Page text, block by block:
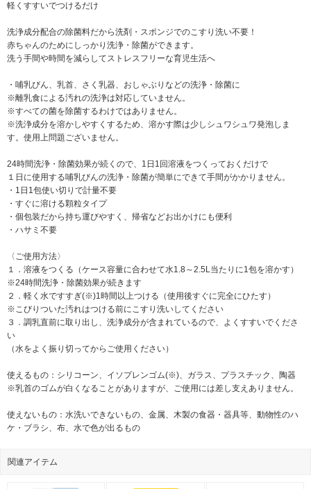
軽くすすいでつけるだけ
洗浄成分配合の除菌料だから洗剤・スポンジでのこすり洗い不要！
赤ちゃんのためにしっかり洗浄・除菌ができます。
洗う手間や時間を減らしてストレスフリーな育児生活へ
・哺乳びん、乳首、さく乳器、おしゃぶりなどの洗浄・除菌に
※離乳食による汚れの洗浄は対応していません。
※すべての菌を除菌するわけではありません。
※洗浄成分を溶かしやすくするため、溶かす際は少しシュワシュワ発泡しま
す。使用上問題ございません。
24時間洗浄・除菌効果が続くので、1日1回溶液をつくっておくだけで
１日に使用する哺乳びんの洗浄・除菌が簡単にできて手間がかかりません。
・1日1包使い切りで計量不要
・すぐに溶ける顆粒タイプ
・個包装だから持ち運びやすく、帰省などお出かけにも便利
・ハサミ不要
〈ご使用方法〉
１．溶液をつくる（ケース容量に合わせて水1.8～2.5L当たりに1包を溶かす）
※24時間洗浄・除菌効果が続きます
２．軽く水ですすぎ(※)1時間以上つける（使用後すぐに完全にひたす）
※こびりついた汚れはつける前にこすり洗いしてください
３．調乳直前に取り出し、洗浄成分が含まれているので、よくすすいでくださ
い
（水をよく振り切ってからご使用ください）
使えるもの：シリコーン、イソプレンゴム(※)、ガラス、プラスチック、陶器
※乳首のゴムが白くなることがありますが、ご使用には差し支えありません。
使えないもの：水洗いできないもの、金属、木製の食器・器具等、動物性のハ
ケ・ブラシ、布、水で色が出るもの
関連アイテム